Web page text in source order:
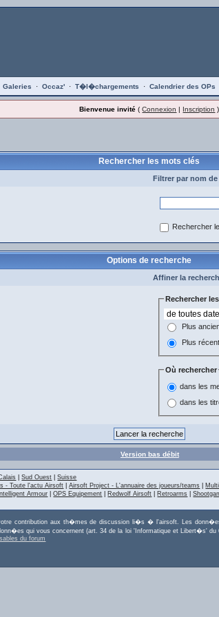
Galeries · Occaz' · T�l�chargements · Calendrier des OPs
Bienvenue invité (Connexion | Inscription )
Rechercher les mots clés
Filtrer par nom
Rechercher
Options de recherche
Affiner la
Rechercher
Plus
Plus
Où rechercher
dans les
dans les
Version bas débit
|Sud Ouest |Suisse
- Toute l'actu Airsoft |Airsoft Project - L'annuaire des joueurs/teams
Intelligent Armour |OPS Equipement Redwolf Airsoft Retroarms |
contribution aux th�mes de discussion li�s � l'airsoft. Les
qui vous concernent (art. 34 de la loi 'Informatique et Libert�s'
du forum